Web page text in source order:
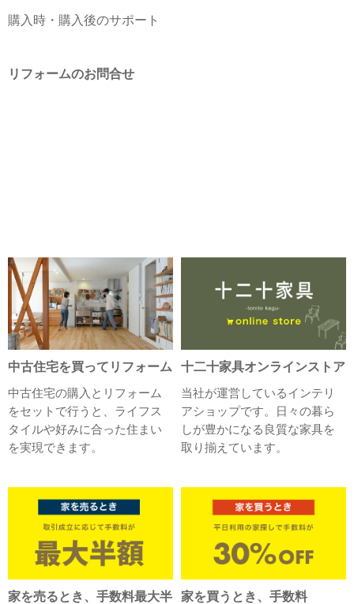
購入時・購入後のサポート
リフォームのお問合せ
中古住宅を買ってリフォーム
中古住宅の購入とリフォーム
をセットで行うと、ライフス
タイルや好みに合った住まい
を実現できます。
十二十家具オンラインストア
当社が運営しているインテリ
アショップです。日々の暮ら
しが豊かになる良質な家具を
取り揃えています。
家を売るとき、手数料最大半
家を買うとき、手数料